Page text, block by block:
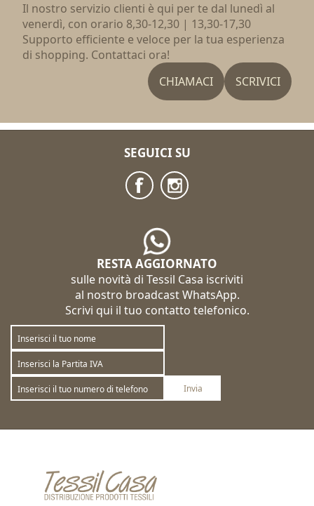
Il nostro servizio clienti è qui per te dal lunedì al
venerdì, con orario 8,30-12,30 | 13,30-17,30
Supporto efficiente e veloce per la tua esperienza
di shopping. Contattaci ora!
CHIAMACI
SCRIVICI
SEGUICI SU
RESTA AGGIORNATO
sulle novità di Tessil Casa iscriviti
al nostro broadcast WhatsApp.
Scrivi qui il tuo contatto telefonico.
Invia